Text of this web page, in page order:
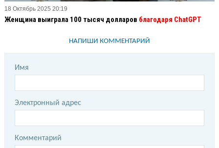
18 Октябрь 2025 20:19
Женщина выиграла 100 тысяч долларов благодаря ChatGPT
НАПИШИ КОММЕНТАРИЙ
Имя
Электронный адрес
Комментарий